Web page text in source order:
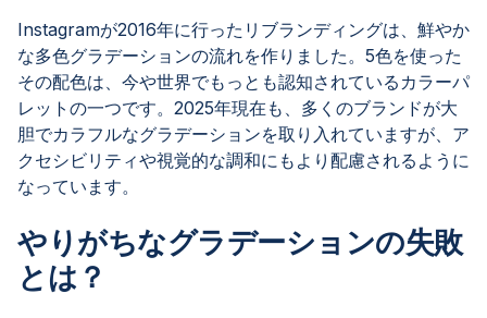
Instagramが2016年に行ったリブランディングは、鮮やか
な多色グラデーションの流れを作りました。5色を使った
その配色は、今や世界でもっとも認知されているカラーパ
レットの一つです。2025年現在も、多くのブランドが大
胆でカラフルなグラデーションを取り入れていますが、ア
クセシビリティや視覚的な調和にもより配慮されるように
なっています。
やりがちなグラデーションの失敗
とは？